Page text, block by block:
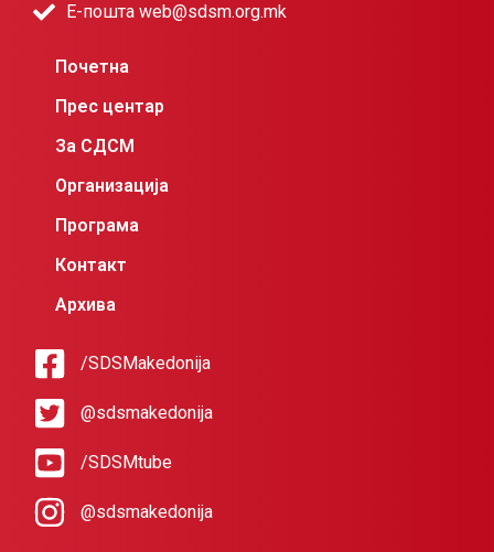
Е-пошта web@sdsm.org.mk
Почетна
Прес центар
За СДСМ
Организација
Програма
Контакт
Архива
/SDSMakedonija
@sdsmakedonija
/SDSMtube
@sdsmakedonija